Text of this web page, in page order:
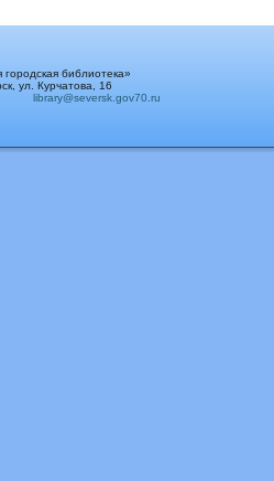
библиотека»
ул. Курчатова, 16
library@seversk.gov70.ru